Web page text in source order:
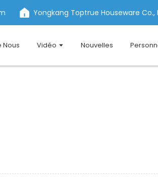
Yongkang Toptrue Houseware Co.,
Nous Vidéo Nouvelles